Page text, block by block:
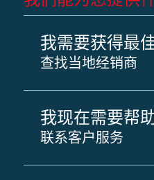
我需要获得最
查找当地经销商
我现在需要帮助
联系客户服务